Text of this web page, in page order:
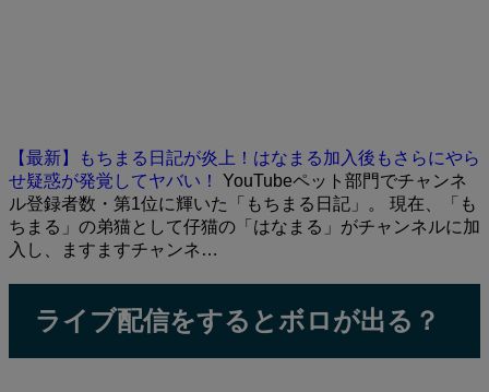
【最新】もちまる日記が炎上！はなまる加入後もさらにやら
せ疑惑が発覚してヤバい！
YouTubeペット部門でチャンネ
ル登録者数・第1位に輝いた「もちまる日記」。 現在、「も
ちまる」の弟猫として仔猫の「はなまる」がチャンネルに加
入し、ますますチャンネ…
ライブ配信をするとボロが出る？